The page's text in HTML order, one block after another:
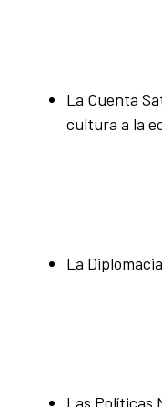
La Cuenta
cultura a la
La
Las Políticas